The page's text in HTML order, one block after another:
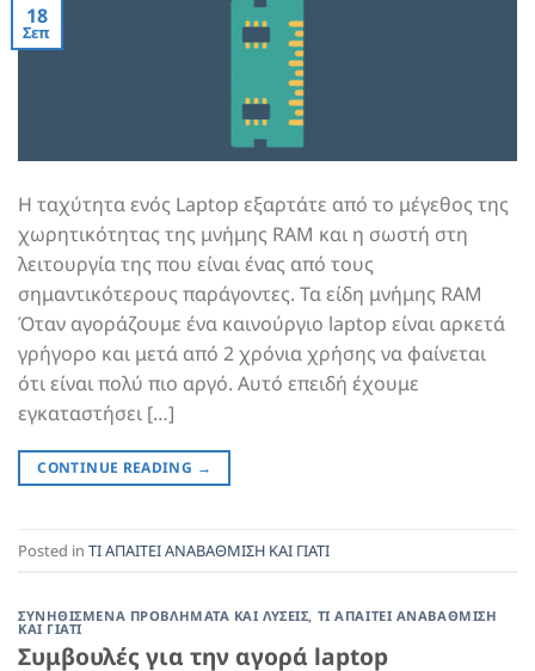
18
Σεπ
Η ταχύτητα ενός Laptop εξαρτάτε από το μέγεθος της
χωρητικότητας της μνήμης RAM και η σωστή στη
λειτουργία της που είναι ένας από τους
σημαντικότερους παράγοντες. Τα είδη μνήμης RAM
Όταν αγοράζουμε ένα καινούργιο laptop είναι αρκετά
γρήγορο και μετά από 2 χρόνια χρήσης να φαίνεται
ότι είναι πολύ πιο αργό. Αυτό επειδή έχουμε
εγκαταστήσει […]
CONTINUE READING →
Posted in ΤΙ ΑΠΑΙΤΕΙ ΑΝΑΒΑΘΜΙΣΗ ΚΑΙ ΓΙΑΤΙ
ΣΥΝΗΘΙΣΜΕΝΑ ΠΡΟΒΛΗΜΑΤΑ ΚΑΙ ΛΥΣΕΙΣ, ΤΙ ΑΠΑΙΤΕΙ ΑΝΑΒΑΘΜΙΣΗ
ΚΑΙ ΓΙΑΤΙ
Συμβουλές για την αγορά laptop